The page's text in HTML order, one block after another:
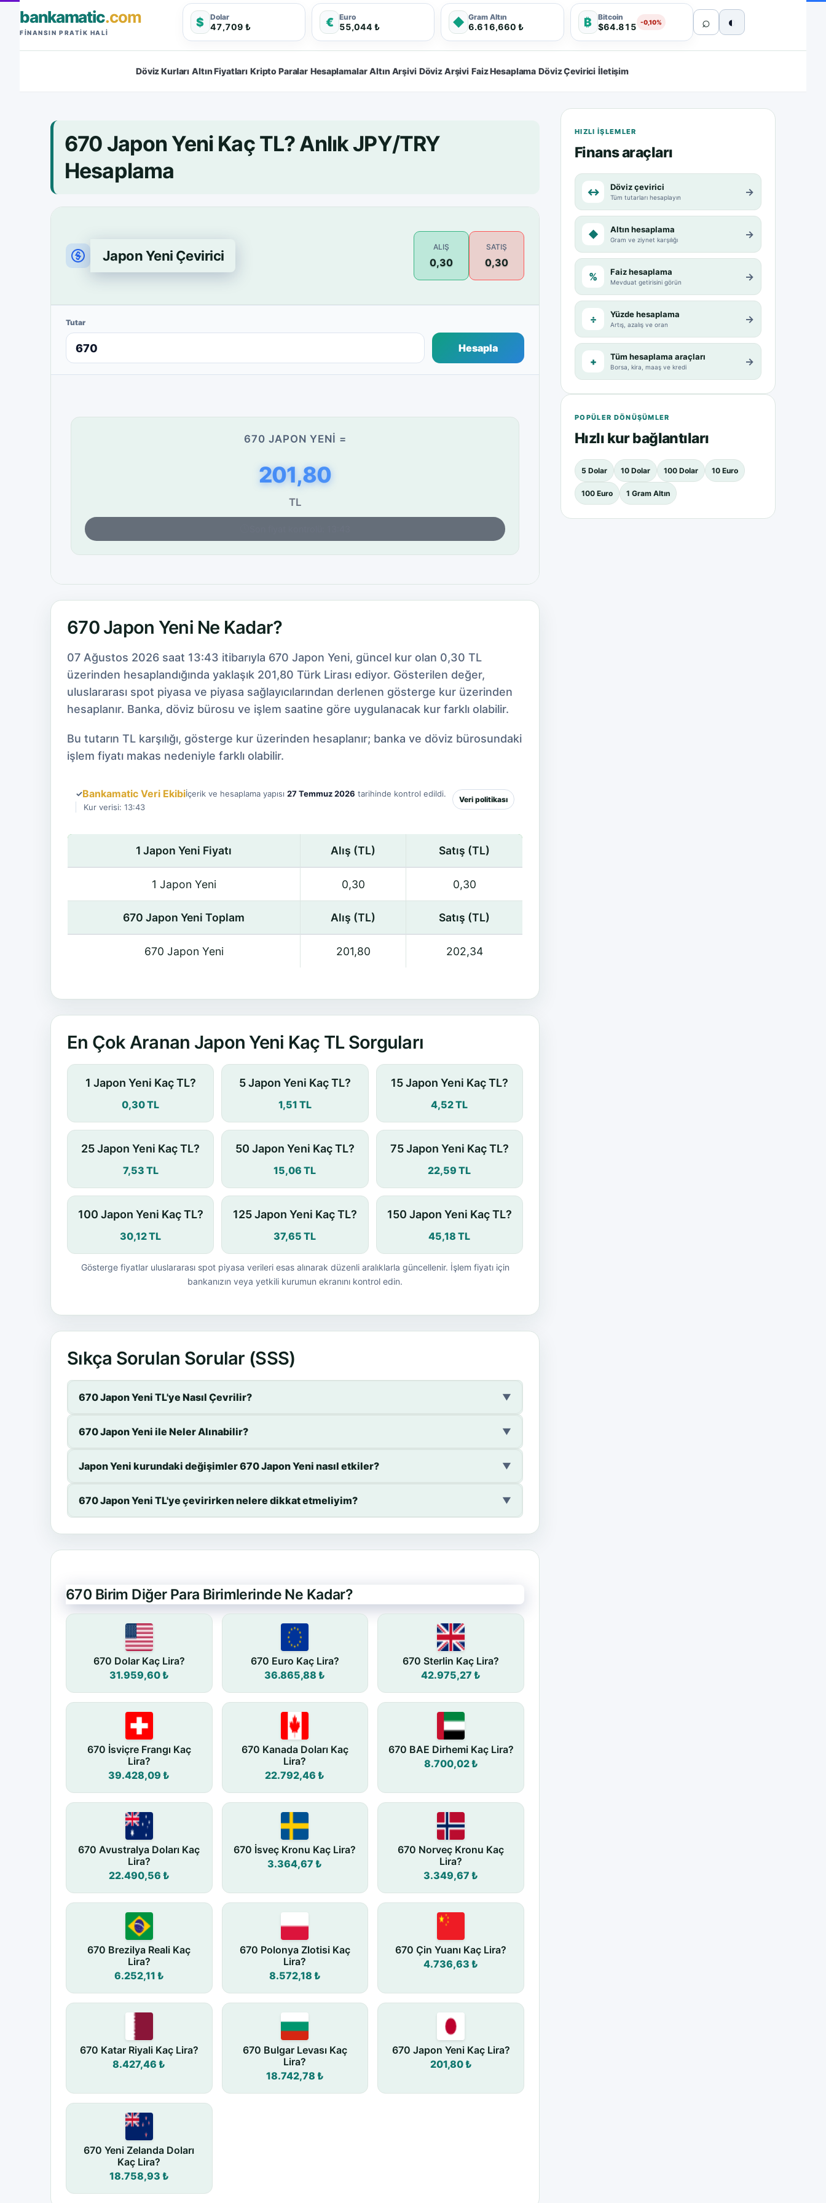
bankamatic.com
FINANSIN PRATIK HALI
$ Dolar
47,709 ₺ € Euro
55,044 ₺ ◆ Gram Altın
6.616,660 ₺ ₿ Bitcoin
$64.815 -0,10% ⌕ ◐
Döviz Kurları Altın Fiyatları Kripto Paralar Hesaplamalar Altın Arşivi Döviz Arşivi Faiz Hesaplama Döviz Çevirici İletişim
670 Japon Yeni Kaç TL? Anlık JPY/TRY
Hesaplama
Japon Yeni Çevirici
ALIŞ
0,30
SATIŞ
0,30
Tutar
Hesapla
670 JAPON YENI =
201,80
TL
670 Japon Yeni Ne Kadar?
07 Ağustos 2026 saat 13:43 itibarıyla 670 Japon Yeni, güncel kur olan 0,30 TL
üzerinden hesaplandığında yaklaşık 201,80 Türk Lirası ediyor. Gösterilen değer,
uluslararası spot piyasa ve piyasa sağlayıcılarından derlenen gösterge kur üzerinden
hesaplanır. Banka, döviz bürosu ve işlem saatine göre uygulanacak kur farklı olabilir.
Bu tutarın TL karşılığı, gösterge kur üzerinden hesaplanır; banka ve döviz bürosundaki
işlem fiyatı makas nedeniyle farklı olabilir.
✓Bankamatic Veri Ekibiİçerik ve hesaplama yapısı 27 Temmuz 2026 tarihinde kontrol edildi.
Kur verisi: 13:43
Veri politikası
1 Japon Yeni Fiyatı Alış (TL) Satış (TL)
1 Japon Yeni 0,30 0,30
670 Japon Yeni Toplam Alış (TL) Satış (TL)
670 Japon Yeni 201,80 202,34
En Çok Aranan Japon Yeni Kaç TL Sorguları
1 Japon Yeni Kaç TL?
0,30 TL
5 Japon Yeni Kaç TL?
1,51 TL
15 Japon Yeni Kaç TL?
4,52 TL
25 Japon Yeni Kaç TL?
7,53 TL
50 Japon Yeni Kaç TL?
15,06 TL
75 Japon Yeni Kaç TL?
22,59 TL
100 Japon Yeni Kaç TL?
30,12 TL
125 Japon Yeni Kaç TL?
37,65 TL
150 Japon Yeni Kaç TL?
45,18 TL
Gösterge fiyatlar uluslararası spot piyasa verileri esas alınarak düzenli aralıklarla güncellenir. İşlem fiyatı için
bankanızın veya yetkili kurumun ekranını kontrol edin.
Sıkça Sorulan Sorular (SSS)
670 Japon Yeni TL'ye Nasıl Çevrilir? ▼
670 Japon Yeni ile Neler Alınabilir? ▼
Japon Yeni kurundaki değişimler 670 Japon Yeni nasıl etkiler? ▼
670 Japon Yeni TL'ye çevirirken nelere dikkat etmeliyim? ▼
670 Birim Diğer Para Birimlerinde Ne Kadar?
670 Dolar Kaç Lira?
31.959,60 ₺
670 Euro Kaç Lira?
36.865,88 ₺
670 Sterlin Kaç Lira?
42.975,27 ₺
670 İsviçre Frangı Kaç
Lira?
39.428,09 ₺
670 Kanada Doları Kaç
Lira?
22.792,46 ₺
670 BAE Dirhemi Kaç Lira?
8.700,02 ₺
670 Avustralya Doları Kaç
Lira?
22.490,56 ₺
670 İsveç Kronu Kaç Lira?
3.364,67 ₺
670 Norveç Kronu Kaç
Lira?
3.349,67 ₺
670 Brezilya Reali Kaç
Lira?
6.252,11 ₺
670 Polonya Zlotisi Kaç
Lira?
8.572,18 ₺
670 Çin Yuanı Kaç Lira?
4.736,63 ₺
670 Katar Riyali Kaç Lira?
8.427,46 ₺
670 Bulgar Levası Kaç
Lira?
18.742,78 ₺
670 Japon Yeni Kaç Lira?
201,80 ₺
670 Yeni Zelanda Doları
Kaç Lira?
18.758,93 ₺
HIZLI IŞLEMLER
Finans araçları
↔ Döviz çevirici
Tüm tutarları hesaplayın →
◆ Altın hesaplama
Gram ve ziynet karşılığı →
% Faiz hesaplama
Mevduat getirisini görün →
÷ Yüzde hesaplama
Artış, azalış ve oran →
+ Tüm hesaplama araçları
Borsa, kira, maaş ve kredi →
POPÜLER DÖNÜŞÜMLER
Hızlı kur bağlantıları
5 Dolar 10 Dolar 100 Dolar 10 Euro
100 Euro 1 Gram Altın